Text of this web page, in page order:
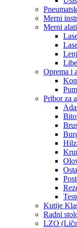
Merni
Merni alati
Oprema i
Pribor za
Kutije
Radni
LZO